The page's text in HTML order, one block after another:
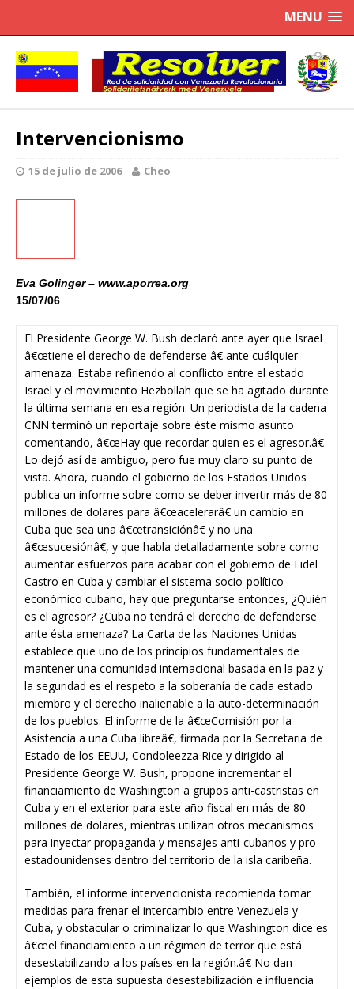
MENU
Intervencionismo
15 de julio de 2006 Cheo
Eva Golinger – www.aporrea.org
15/07/06
El Presidente George W. Bush declaró ante ayer que Israel
â€œtiene el derecho de defenderse â€ ante cuálquier
amenaza. Estaba refiriendo al conflicto entre el estado
Israel y el movimiento Hezbollah que se ha agitado durante
la última semana en esa región. Un periodista de la cadena
CNN terminó un reportaje sobre éste mismo asunto
comentando, â€œHay que recordar quien es el agresor.â€
Lo dejó así de ambiguo, pero fue muy claro su punto de
vista. Ahora, cuando el gobierno de los Estados Unidos
publica un informe sobre como se deber invertir más de 80
millones de dolares para â€œacelerarâ€ un cambio en
Cuba que sea una â€œtransiciónâ€ y no una
â€œsucesiónâ€, y que habla detalladamente sobre como
aumentar esfuerzos para acabar con el gobierno de Fidel
Castro en Cuba y cambiar el sistema socio-político-
económico cubano, hay que preguntarse entonces, ¿Quién
es el agresor? ¿Cuba no tendrá el derecho de defenderse
ante ésta amenaza? La Carta de las Naciones Unidas
establece que uno de los principios fundamentales de
mantener una comunidad internacional basada en la paz y
la seguridad es el respeto a la soberanía de cada estado
miembro y el derecho inalienable a la auto-determinación
de los pueblos. El informe de la â€œComisión por la
Asistencia a una Cuba libreâ€, firmada por la Secretaria de
Estado de los EEUU, Condoleezza Rice y dirigido al
Presidente George W. Bush, propone incrementar el
financiamiento de Washington a grupos anti-castristas en
Cuba y en el exterior para este año fiscal en más de 80
millones de dolares, mientras utilizan otros mecanismos
para inyectar propaganda y mensajes anti-cubanos y pro-
estadounidenses dentro del territorio de la isla caribeña.
También, el informe intervencionista recomienda tomar
medidas para frenar el intercambio entre Venezuela y
Cuba, y obstacular o criminalizar lo que Washington dice es
â€œel financiamiento a un régimen de terror que está
desestabilizando a los países en la región.â€ No dan
ejemplos de esta supuesta desestabilización e influencia